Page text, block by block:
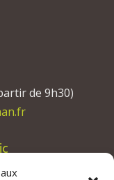
de 9h30)
à 12h et de